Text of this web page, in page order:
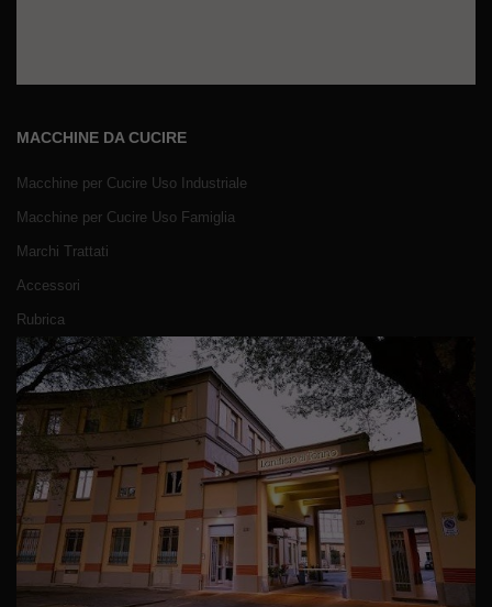
MACCHINE DA CUCIRE
Macchine per Cucire Uso Industriale
Macchine per Cucire Uso Famiglia
Marchi Trattati
Accessori
Rubrica